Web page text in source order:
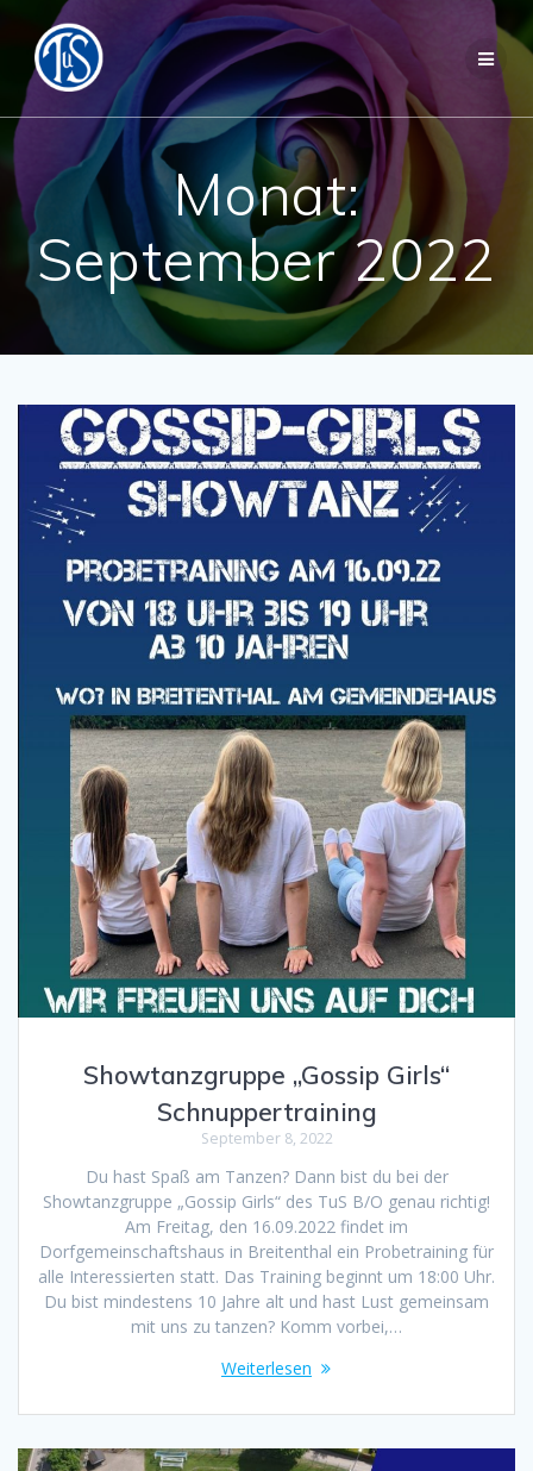
Zum
Inhalt
springen
Monat:
September 2022
Showtanzgruppe „Gossip Girls“
Schnuppertraining
September 8, 2022
Du hast Spaß am Tanzen? Dann bist du bei der
Showtanzgruppe „Gossip Girls“ des TuS B/O genau richtig!
Am Freitag, den 16.09.2022 findet im
Dorfgemeinschaftshaus in Breitenthal ein Probetraining für
alle Interessierten statt. Das Training beginnt um 18:00 Uhr.
Du bist mindestens 10 Jahre alt und hast Lust gemeinsam
mit uns zu tanzen? Komm vorbei,…
Weiterlesen